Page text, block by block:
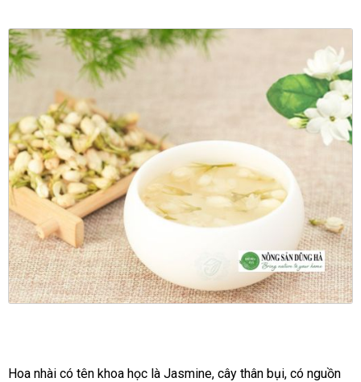
Hoa nhài có tên khoa học là Jasmine, cây thân bụi, có nguồn